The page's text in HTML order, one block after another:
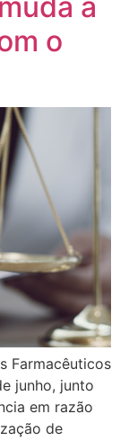
o
Farmacêuticos
junho, junto
em razão
de